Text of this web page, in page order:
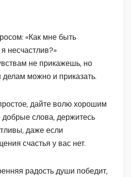
«Как мне быть
несчастлив?»
не прикажешь, но
можно и приказать.
дайте волю хорошим
слова, держитесь
даже если
счастья у вас нет.
радость души победит,